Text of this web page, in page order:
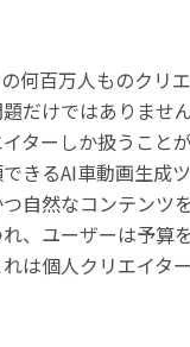
何百万人ものクリ
だけではありま
ターしか扱うこと
きるAI車動画生成
自然なコンテンツ
、ユーザーは予
は個人クリエイタ